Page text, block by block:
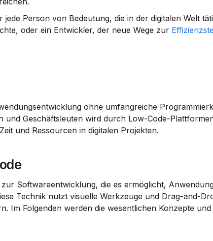
Person von Bedeutung, die in der digitalen Welt
oder ein Entwickler, der neue Wege zur
ohne umfangreiche
und Geschäftsleuten wird durch Low-Code-
und Ressourcen in digitalen Projekten.
Softwareentwicklung, die es ermöglicht,
Technik nutzt visuelle Werkzeuge und Drag-and-
Im Folgenden werden die wesentlichen Konzepte